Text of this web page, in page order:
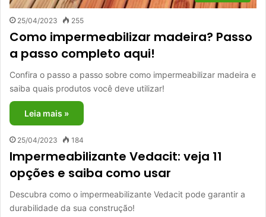
25/04/2023 255
Como impermeabilizar madeira? Passo
a passo completo aqui!
Confira o passo a passo sobre como impermeabilizar madeira e
saiba quais produtos você deve utilizar!
Leia mais »
25/04/2023 184
Impermeabilizante Vedacit: veja 11
opções e saiba como usar
Descubra como o impermeabilizante Vedacit pode garantir a
durabilidade da sua construção!